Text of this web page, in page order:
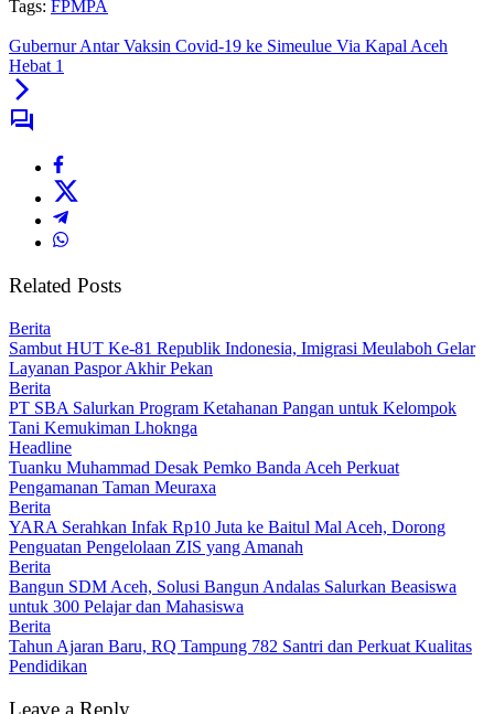
Tags: FPMPA
Gubernur Antar Vaksin Covid-19 ke Simeulue Via Kapal Aceh
Hebat 1
Related Posts
Berita
Sambut HUT Ke-81 Republik Indonesia, Imigrasi Meulaboh Gelar
Layanan Paspor Akhir Pekan
Berita
PT SBA Salurkan Program Ketahanan Pangan untuk Kelompok
Tani Kemukiman Lhoknga
Headline
Tuanku Muhammad Desak Pemko Banda Aceh Perkuat
Pengamanan Taman Meuraxa
Berita
YARA Serahkan Infak Rp10 Juta ke Baitul Mal Aceh, Dorong
Penguatan Pengelolaan ZIS yang Amanah
Berita
Bangun SDM Aceh, Solusi Bangun Andalas Salurkan Beasiswa
untuk 300 Pelajar dan Mahasiswa
Berita
Tahun Ajaran Baru, RQ Tampung 782 Santri dan Perkuat Kualitas
Pendidikan
Leave a Reply